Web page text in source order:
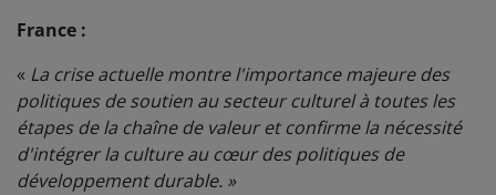
France :
« La crise actuelle montre l'importance majeure des
politiques de soutien au secteur culturel à toutes les
étapes de la chaîne de valeur et confirme la nécessité
d'intégrer la culture au cœur des politiques de
développement durable. »